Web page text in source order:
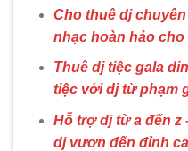
Cho thuê dj
nhạc hoàn hảo
Thuê dj tiệc gala
tiệc với dj từ phạm
Hỗ trợ dj từ a đến z
dj vươn đến đỉnh